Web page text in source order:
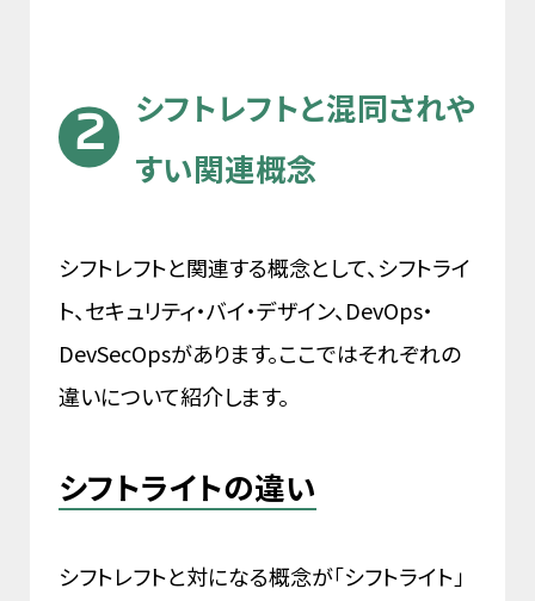
シフトレフトと混同されや
すい関連概念
シフトレフトと関連する概念として、シフトライ
ト、セキュリティ・バイ・デザイン、DevOps・
DevSecOpsがあります。ここではそれぞれの
違いについて紹介します。
シフトライトの違い
シフトレフトと対になる概念が「シフトライト」